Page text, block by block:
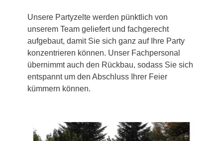
Unsere Partyzelte werden pünktlich von
unserem Team geliefert und fachgerecht
aufgebaut, damit Sie sich ganz auf Ihre Party
konzentrieren können. Unser Fachpersonal
übernimmt auch den Rückbau, sodass Sie sich
entspannt um den Abschluss Ihrer Feier
kümmern können.